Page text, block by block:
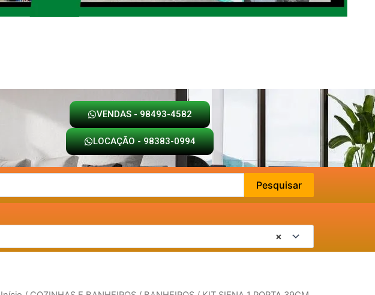
VENDAS - 98493-4582
LOCAÇÃO - 98383-0994
Pesquisar
×
KIT